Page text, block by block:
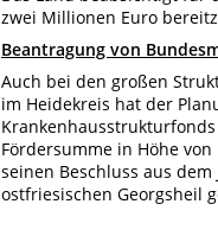
zwei Millionen Euro
Beantragung von
Auch bei den großen
im Heidekreis hat der
Fördersumme in Höhe
seinen Beschluss aus
ostfriesischen Georgsheil